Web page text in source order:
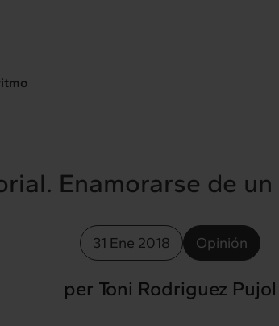
Enamorarse de
31 Ene 2018 Opinión
per Toni Rodriguez Pujol